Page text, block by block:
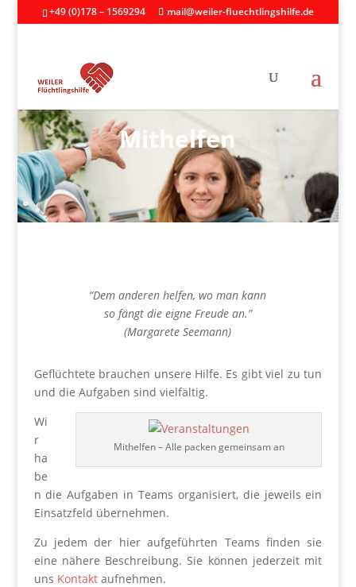
+49 (0)178 – 1569294 mail@weiler-fluechtlingshilfe.de
Mithelfen
“Dem anderen helfen, wo man kann
so fängt die eigne Freude an.”
(Margarete Seemann)
Geflüchtete brauchen unsere Hilfe. Es gibt viel zu tun
und die Aufgaben sind vielfältig.
Mithelfen – Alle packen gemeinsam an
Wi
r
ha
be
n die Aufgaben in Teams organisiert, die jeweils ein
Einsatzfeld übernehmen.
Zu jedem der hier aufgeführten Teams finden sie
eine nähere Beschreibung. Sie können jederzeit mit
uns Kontaktaufnehmen.